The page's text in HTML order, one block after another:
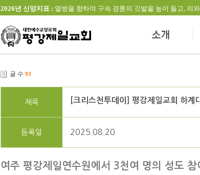
2026년 신앙지표 : 열방을 향하여 구속 경륜의 깃발을 높이 들고, 의
글 수 93
제목 [크리스천투데이] 평강제일교회 하계
등록일 2025.08.20
여주 평강제일연수원에서 3천여 명의 성도 참